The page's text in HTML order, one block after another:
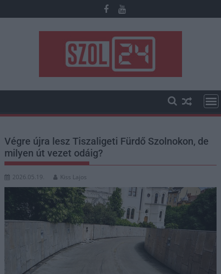
to
Végre újra lesz Tiszaligeti Fürdő Szolnokon, de
milyen út vezet odáig?
2026.05.19. Kiss Lajos